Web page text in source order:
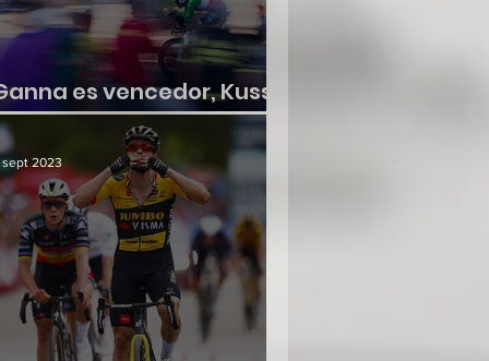
es vencedor, Kuss
suelta la roja
sept 2023